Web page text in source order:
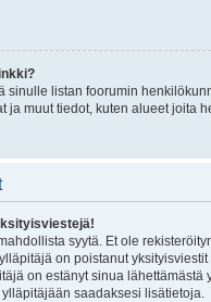
sinulle listan foorumin
ja muut tiedot, kuten alueet joita
syytä. Et ole
on poistanut
on estänyt sinua lähettämästä
saadaksesi lisätietoja.